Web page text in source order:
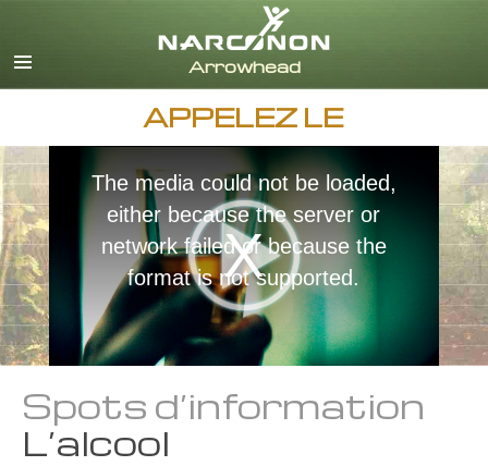
Allemand
Espagnol
Français
Hébreu
Magyar
Italien
Japonais
Néerlandais
Norvégien
Portugais
Suédois
APPELEZ LE
The media could not be loaded,
either because the server or
network failed or because the
format is not supported.
Spots d’information
L’alcool